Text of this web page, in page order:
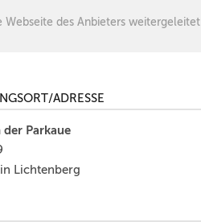
Webseite des Anbieters weitergeleitet
ADRESSE
der Parkaue
Lichtenberg